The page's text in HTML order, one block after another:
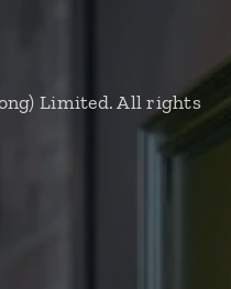
Limited. All rights